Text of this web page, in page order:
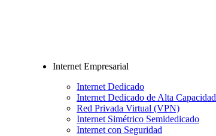
Internet Empresarial
Internet Dedicado
Internet Dedicado de Alta Capacidad
Red Privada Virtual (VPN)
Internet Simétrico Semidedicado
Internet con Seguridad